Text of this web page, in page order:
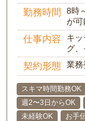
勤務時間
8時
が可
仕事内容
キ
グ
契約形態 業務
スキマ時間勤務OK
週2〜3日からOK
未経験OK
お手